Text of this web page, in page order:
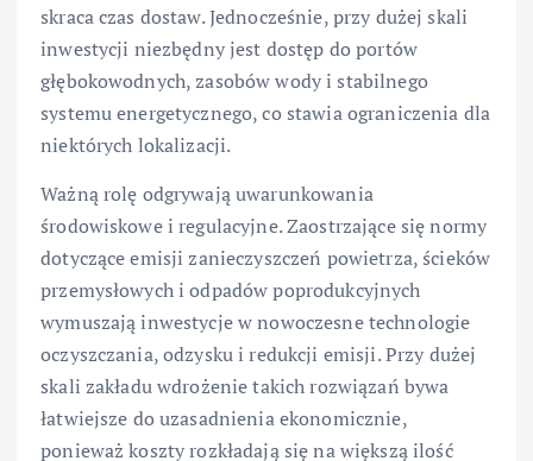
skraca czas dostaw. Jednocześnie, przy dużej skali
inwestycji niezbędny jest dostęp do portów
głębokowodnych, zasobów wody i stabilnego
systemu energetycznego, co stawia ograniczenia dla
niektórych lokalizacji.
Ważną rolę odgrywają uwarunkowania
środowiskowe i regulacyjne. Zaostrzające się normy
dotyczące emisji zanieczyszczeń powietrza, ścieków
przemysłowych i odpadów poprodukcyjnych
wymuszają inwestycje w nowoczesne technologie
oczyszczania, odzysku i redukcji emisji. Przy dużej
skali zakładu wdrożenie takich rozwiązań bywa
łatwiejsze do uzasadnienia ekonomicznie,
ponieważ koszty rozkładają się na większą ilość